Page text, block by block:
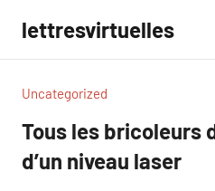
contenu
lettresvirtuelles
Uncategorized
Tous les bricoleurs
d’un niveau laser